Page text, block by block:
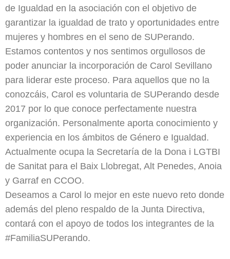
de Igualdad en la asociación con el objetivo de
garantizar la igualdad de trato y oportunidades entre
mujeres y hombres en el seno de SUPerando.
Estamos contentos y nos sentimos orgullosos de
poder anunciar la incorporación de Carol Sevillano
para liderar este proceso. Para aquellos que no la
conozcáis, Carol es voluntaria de SUPerando desde
2017 por lo que conoce perfectamente nuestra
organización. Personalmente aporta conocimiento y
experiencia en los ámbitos de Género e Igualdad.
Actualmente ocupa la Secretaría de la Dona i LGTBI
de Sanitat para el Baix Llobregat, Alt Penedes, Anoia
y Garraf en CCOO.
Deseamos a Carol lo mejor en este nuevo reto donde
además del pleno respaldo de la Junta Directiva,
contará con el apoyo de todos los integrantes de la
#FamiliaSUPerando.